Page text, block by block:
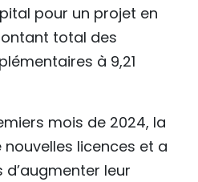
pour un projet en
total des
à 9,21
mois de 2024, la
licences et a
d’augmenter leur